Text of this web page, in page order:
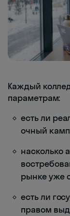
Каждый
параметрам:
есть ли
очный
насколько
рынке уже
есть ли
правом